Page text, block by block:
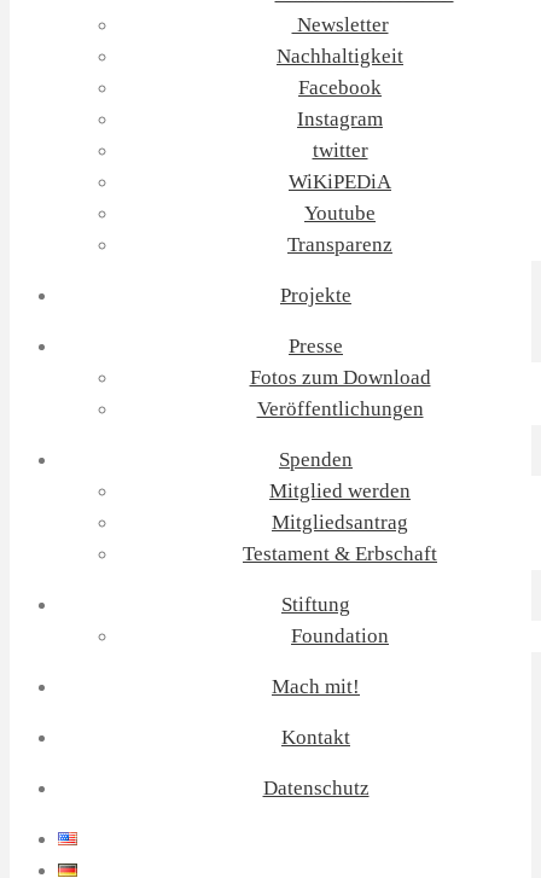
Newsletter
Nachhaltigkeit
Facebook
Instagram
twitter
WiKiPEDiA
Youtube
Transparenz
Projekte
Presse
Fotos zum Download
Veröffentlichungen
Spenden
Mitglied werden
Mitgliedsantrag
Testament & Erbschaft
Stiftung
Foundation
Mach mit!
Kontakt
Datenschutz